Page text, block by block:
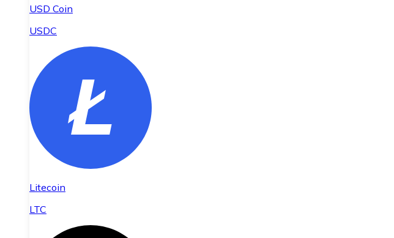
USD Coin
USDC
Litecoin
LTC